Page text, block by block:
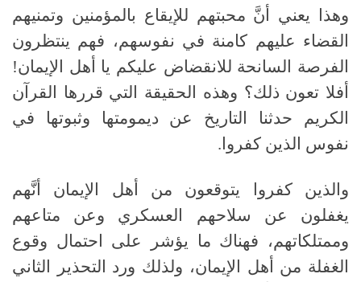
وهذا يعني أنَّ محبتهم للإيقاع بالمؤمنين وتمنيهم
القضاء عليهم كامنة في نفوسهم، فهم ينتظرون
الفرصة السانحة للانقضاض عليكم يا أهل الإيمان!
أفلا تعون ذلك؟ وهذه الحقيقة التي قررها القرآن
الكريم حدثنا التاريخ عن ديمومتها وثبوتها في
نفوس الذين كفروا.
والذين كفروا يتوقعون من أهل الإيمان أنَّهم
يغفلون عن سلاحهم العسكري وعن متاعهم
وممتلكاتهم، فهناك ما يؤشر على احتمال وقوع
الغفلة من أهل الإيمان، ولذلك ورد التحذير الثاني